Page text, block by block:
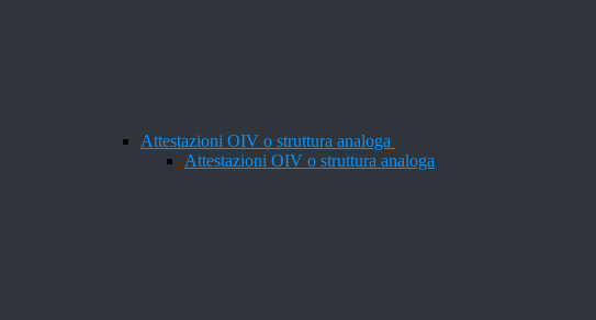
Attestazioni OIV o struttura analoga
Attestazioni OIV o struttura analoga